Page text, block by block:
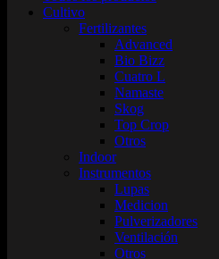
Cultivo
Fertilizantes
Advanced
Bio Bizz
Cuatro L
Namaste
Skog
Top Crop
Otros
Indoor
Instrumentos
Lupas
Medicion
Pulverizadores
Ventilación
Otros